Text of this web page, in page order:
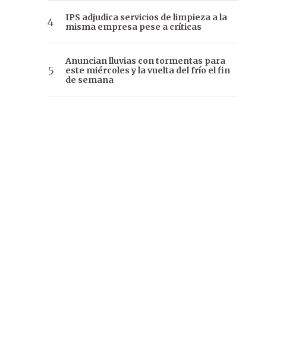
IPS adjudica servicios de limpieza a la
misma empresa pese a críticas
Anuncian lluvias con tormentas para
este miércoles y la vuelta del frío el fin
de semana